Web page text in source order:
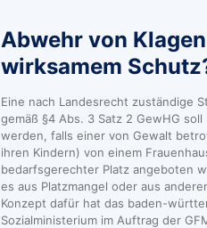
Abwehr von
wirksamem
Eine nach Landesrecht zuständige
gemäß §4 Abs. 3 Satz 2 GewHG
werden, falls einer von Gewalt
ihren Kindern) von einem
bedarfsgerechter Platz angeboten
es aus Platzmangel oder aus
Konzept dafür hat das baden-
Sozialministerium im Auftrag der